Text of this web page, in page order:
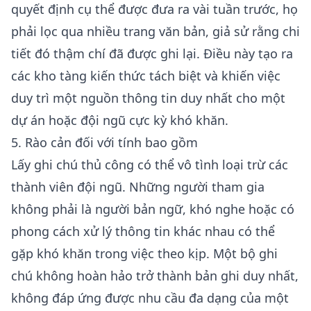
quyết định cụ thể được đưa ra vài tuần trước, họ
phải lọc qua nhiều trang văn bản, giả sử rằng chi
tiết đó thậm chí đã được ghi lại. Điều này tạo ra
các kho tàng kiến thức tách biệt và khiến việc
duy trì một nguồn thông tin duy nhất cho một
dự án hoặc đội ngũ cực kỳ khó khăn.
5. Rào cản đối với tính bao gồm
Lấy ghi chú thủ công có thể vô tình loại trừ các
thành viên đội ngũ. Những người tham gia
không phải là người bản ngữ, khó nghe hoặc có
phong cách xử lý thông tin khác nhau có thể
gặp khó khăn trong việc theo kịp. Một bộ ghi
chú không hoàn hảo trở thành bản ghi duy nhất,
không đáp ứng được nhu cầu đa dạng của một